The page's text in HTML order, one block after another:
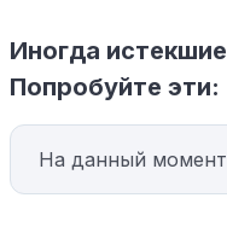
Иногда
Попробуйте эти:
На данный